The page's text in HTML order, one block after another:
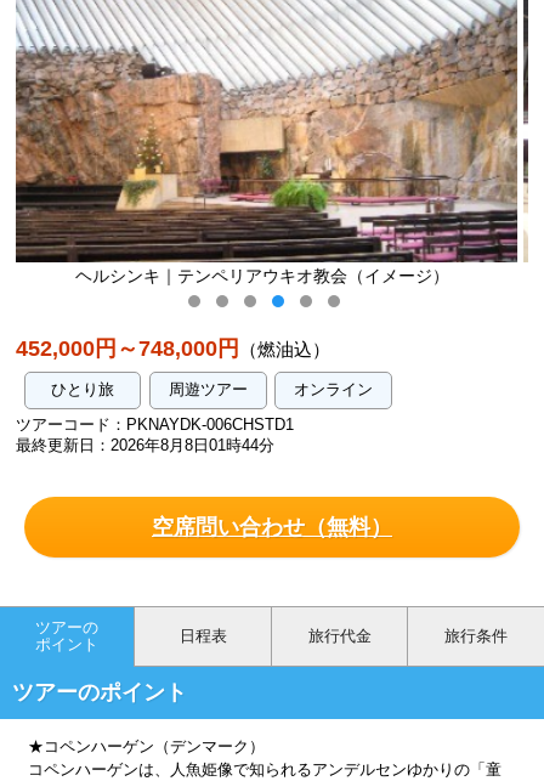
（イメージ） ヘルシンキ｜カンピ センター（イ
452,000円～748,000円 （燃油込）
ひとり旅 周遊ツアー
オンライン
ツアーコード：PKNAYDK-006CHSTD1
最終更新日：2026年8月8日01時44分
空席問い合わせ（無料）
ツアーの
ポイント
日程表 旅行代金 旅行条件
ツアーのポイント
★コペンハーゲン（デンマーク）
コペンハーゲンは、人魚姫像で知られるアンデルセンゆかりの「童